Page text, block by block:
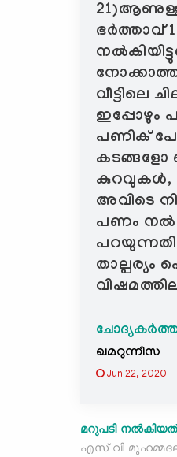
ഭർത്താവ്
വീട്ടിലെ
ഇപ്പോഴും
പണിക്
കടങ്ങളോ
കുറവുകൾ,
അവിടെ
പണം
താല്പര്യം
ഖമറുന്നീസ
Jun 22, 2020
മറുപടി നൽകിയത്
എസ് വി മുഹമ്മദലി